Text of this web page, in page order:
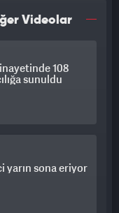
Videolar
108
sunuldu
yarın sona eriyor